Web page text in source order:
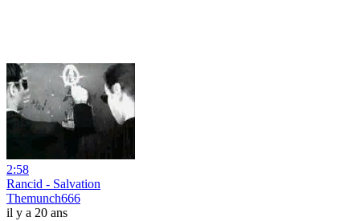
2:58
Rancid - Salvation
Themunch666
il y a 20 ans